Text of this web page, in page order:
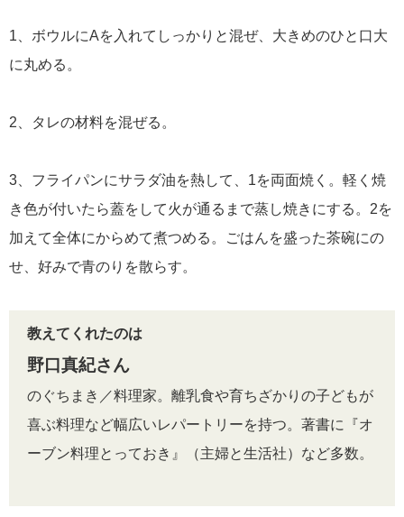
1、ボウルにAを入れてしっかりと混ぜ、大きめのひと口大
に丸める。
2、タレの材料を混ぜる。
3、フライパンにサラダ油を熱して、1を両面焼く。軽く焼
き色が付いたら蓋をして火が通るまで蒸し焼きにする。2を
加えて全体にからめて煮つめる。ごはんを盛った茶碗にの
せ、好みで青のりを散らす。
教えてくれたのは
野口真紀さん
のぐちまき／料理家。離乳食や育ちざかりの子どもが
喜ぶ料理など幅広いレパートリーを持つ。著書に『オ
ーブン料理とっておき』（主婦と生活社）など多数。